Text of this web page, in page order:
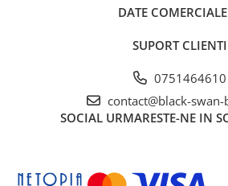
DATE COMERCIALE
SUPORT CLIENTI
0751464610
contact@black-
SOCIAL URMARESTE-NE IN